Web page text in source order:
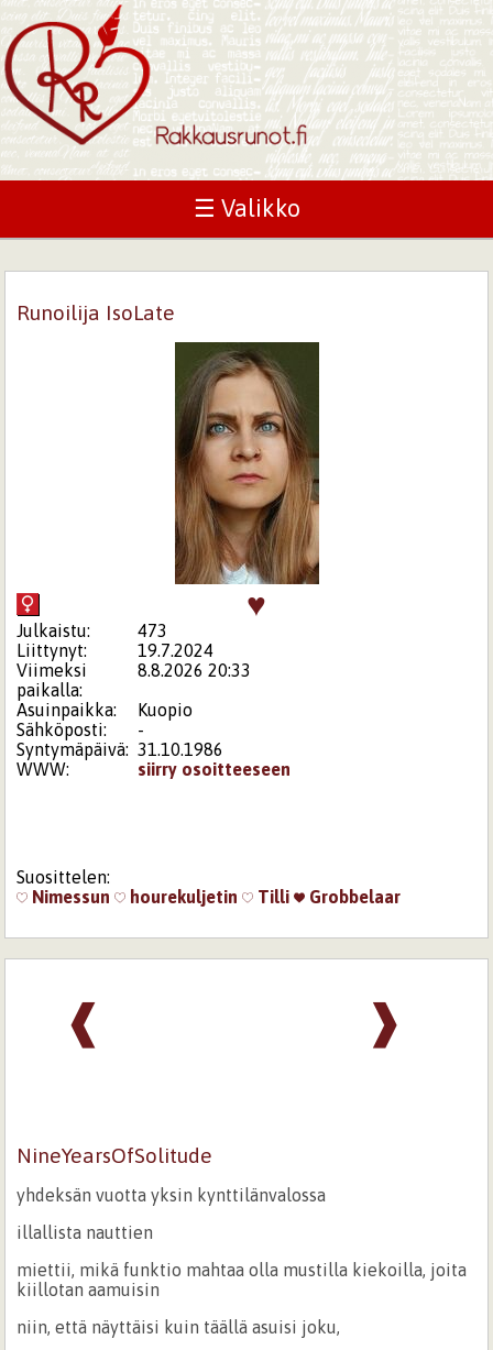
☰ Valikko
Runoilija IsoLate
♥
Julkaistu:
473
Liittynyt:
19.7.2024
Viimeksi
paikalla:
8.8.2026 20:33
Asuinpaikka:
Kuopio
Sähköposti:
-
Syntymäpäivä: 31.10.1986
WWW:
siirry osoitteeseen
Suosittelen:
Nimessun
hourekuljetin Tilli Grobbelaar
❱
❰
NineYearsOfSolitude
yhdeksän vuotta yksin kynttilänvalossa
illallista nauttien
miettii, mikä funktio mahtaa olla mustilla kiekoilla, joita
kiillotan aamuisin
niin, että näyttäisi kuin täällä asuisi joku,